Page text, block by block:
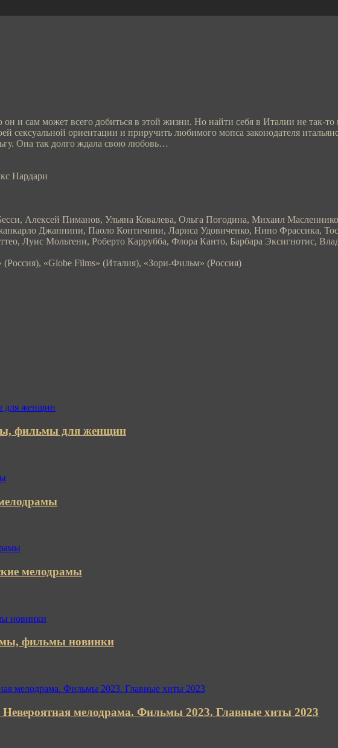
и сам может всего добиться в этой жизни. Но найти себя в Италии не так-
сексуальной ориентации и приручить любимого мопса законодателя
Она так долго ждала свою любовь…
Нардари
Алексей Пиманов, Ульяна Ковалева, Ольга Погодина, Михаил
Джаннини, Паоло Контичини, Лариса Удовиченко, Нино Фрассика,
Луис Мольтени, Роберто Каррубба, Флора Канто, Барбара Эксигнотис,
«Globe Films» (Италия), «Зори-Фильм» (Россия)
фильмы для женщин
мелодрамы
фильмы новинки
мелодрама. Фильмы 2023. Главные хиты 2023